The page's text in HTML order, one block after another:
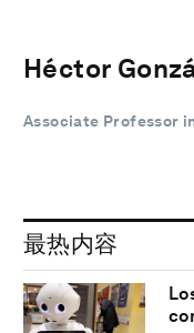
Héctor
Associate Professor
最热内容